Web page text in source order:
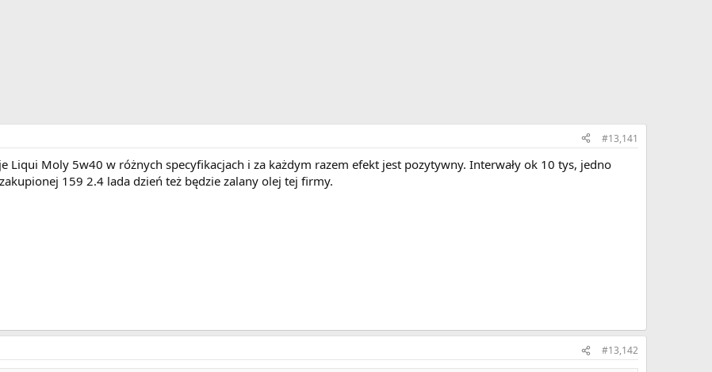
#13,141
Liqui Moly 5w40 w różnych specyfikacjach i za każdym razem efekt jest pozytywny. Interwały ok 10 tys, jedno
159 2.4 lada dzień też będzie zalany olej tej firmy.
#13,142